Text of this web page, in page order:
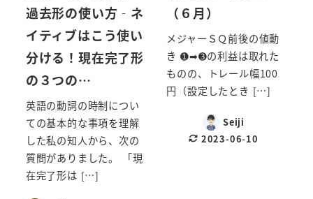
過去形の使い方‐ネ
イティブはこう使い
分ける！現在完了形
の３つの…
英語の動詞の時制につい
ての基本的な事項を理解
した私の知人から、次の
質問がありました。 「現
在完了形は […]
（６月）
メジャーＳＱ前後の値動
き ➊➡➌の利益は取れた
ものの、トレール幅100
円（設定したとき […]
Seiji
2023-06-10